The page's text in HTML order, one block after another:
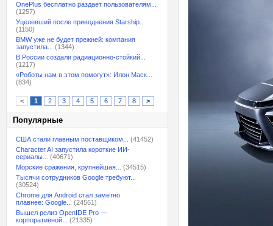
OnePlus бесплатно раздает пользователям...
(1257)
Уцелевший после приводнения Starship...
(1150)
BMW уже не будет прежней: компания
запустила...
(1344)
В России создали радиационно-стойкий...
(1217)
«Роботы нам в этом помогут»: Илон Маск...
(834)
< 1 2 3 4 5 6 7 8 >
Популярные
США стали главным поставщиком...
(41452)
Character.AI запустила короткие ИИ-
сериалы...
(40671)
Морские сражения, крупнейшая...
(34515)
Тысячи сотрудников Google требуют...
(30524)
Chrome для Android стал заметно
плавнее: Google...
(24561)
Вышел релиз OpenIDE Pro —
корпоративной...
(21335)